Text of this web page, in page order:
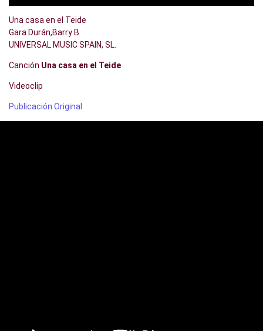
Una casa en el Teide
Gara Durán,Barry B
UNIVERSAL MUSIC SPAIN, SL.
Canción Una casa en el Teide
Videoclip
Publicación Original